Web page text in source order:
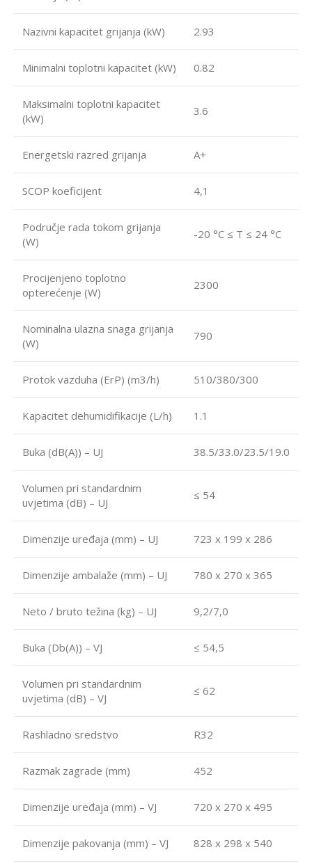
Nazivni kapacitet grijanja (kW) 2.93
Minimalni toplotni kapacitet (kW) 0.82
Maksimalni toplotni kapacitet
(kW)
3.6
Energetski razred grijanja A+
SCOP koeficijent 4,1
Područje rada tokom grijanja
(W)
-20 °C ≤ T ≤ 24 °C
Procijenjeno toplotno
opterećenje (W)
2300
Nominalna ulazna snaga grijanja
(W)
790
Protok vazduha (ErP) (m3/h) 510/380/300
Kapacitet dehumidifikacije (L/h) 1.1
Buka (dB(A)) – UJ 38.5/33.0/23.5/19.0
Volumen pri standardnim
uvjetima (dB) – UJ
≤ 54
Dimenzije uređaja (mm) – UJ 723 x 199 x 286
Dimenzije ambalaže (mm) – UJ 780 x 270 x 365
Neto / bruto težina (kg) – UJ 9,2/7,0
Buka (Db(A)) – VJ ≤ 54,5
Volumen pri standardnim
uvjetima (dB) – VJ
≤ 62
Rashladno sredstvo R32
Razmak zagrade (mm) 452
Dimenzije uređaja (mm) – VJ 720 x 270 x 495
Dimenzije pakovanja (mm) – VJ 828 x 298 x 540